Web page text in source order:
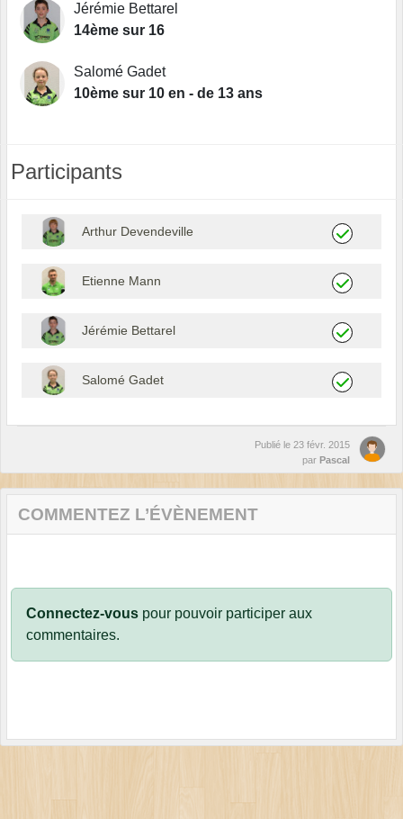
Jérémie Bettarel
14ème sur 16
Salomé Gadet
10ème sur 10 en - de 13 ans
Participants
Arthur Devendeville
Etienne Mann
Jérémie Bettarel
Salomé Gadet
Publié le 23 févr. 2015
par Pascal
COMMENTEZ L’ÉVÈNEMENT
Connectez-vous pour pouvoir participer aux
commentaires.